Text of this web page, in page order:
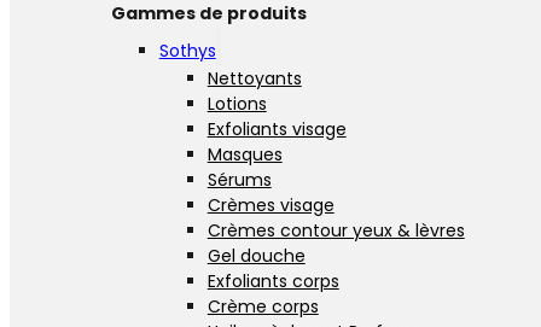
Gammes de produits
Sothys
Nettoyants
Lotions
Exfoliants visage
Masques
Sérums
Crèmes visage
Crèmes contour yeux & lèvres
Gel douche
Exfoliants corps
Crème corps